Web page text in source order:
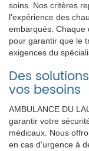
soins. Nos critères
l'expérience des
embarqués. Chaque
pour garantir que le
exigences du
Des
vos besoins
AMBULANCE DU
garantir votre
médicaux. Nous
en cas d'urgence à